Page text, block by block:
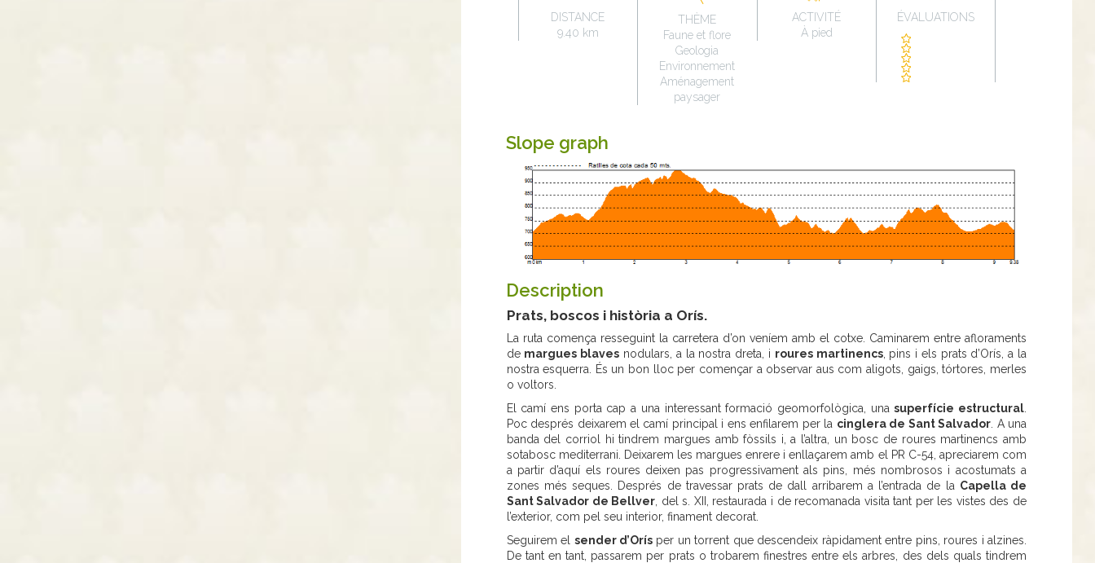
DISTANCE
9.40 km
THÈME
Faune et flore
Geologia
Environnement
Aménagement
paysager
ACTIVITÉ
À pied
ÉVALUATIONS
Slope graph
Description
Prats, boscos i història a Orís.
La ruta comença resseguint la carretera d’on veníem amb el cotxe. Caminarem entre afloraments
de margues blaves nodulars, a la nostra dreta, i roures martinencs, pins i els prats d’Orís, a la
nostra esquerra. És un bon lloc per començar a observar aus com aligots, gaigs, tórtores, merles
o voltors.
El camí ens porta cap a una interessant formació geomorfològica, unasuperfície estructural
Poc després deixarem el camí principal i ens enfilarem per la cinglera de Sant Salvador . A una
banda del corriol hi tindrem margues amb fòssils i, a l’altra, un bosc de roures martinencs amb
sotabosc mediterrani. Deixarem les margues enrere i enllaçarem amb el PR C-54, apreciarem com
a partir d’aquí els roures deixen pas progressivament als pins, més nombrosos i acostumats a
zones més seques. Després de travessar prats de dall arribarem a l’entrada de la Capella de
Sant Salvador de Bellver , del s. XII, restaurada i de recomanada visita tant per les vistes des de
l’exterior, com pel seu interior, finament decorat.
Seguirem el sender d’Orís per un torrent que descendeix ràpidament entre pins, roures i alzines.
De tant en tant, passarem per prats o trobarem finestres entre els arbres, des dels quals tindrem